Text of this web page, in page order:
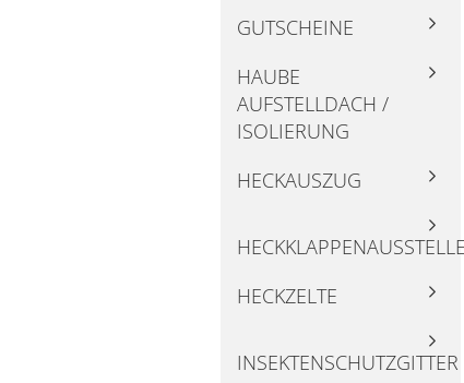
GUTSCHEINE
HAUBE
AUFSTELLDACH /
ISOLIERUNG
HECKAUSZUG
HECKZELTE
INSEKTENSCHUTZGITTER